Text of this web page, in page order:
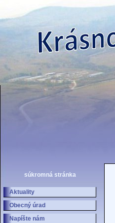
súkromná stránka
Aktuality
Obecný úrad
Napíšte nám